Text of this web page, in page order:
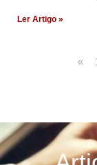
Ler Artigo »
«